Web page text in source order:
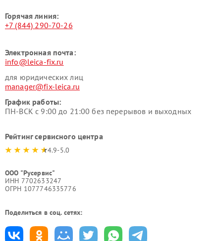
Горячая линия:
+7 (844) 290-70-26
Электронная почта:
info@leica-fix.ru
для юридических лиц
manager@fix-leica.ru
График работы:
ПН-ВСК с 9:00 до 21:00 без перерывов и выходных
Рейтинг сервисного центра
4.9-5.0
ООО "Русервис"
ИНН 7702633247
ОГРН 1077746335776
Поделиться в соц. сетях: